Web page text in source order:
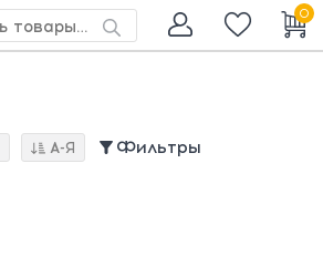
0
А-Я Фильтры